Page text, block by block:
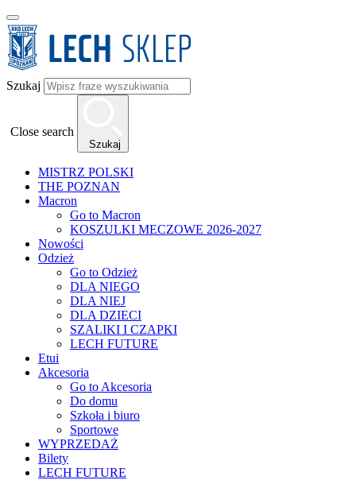
Szukaj
Close search
Szukaj
MISTRZ POLSKI
THE POZNAN
Macron
Go to Macron
KOSZULKI MECZOWE 2026-2027
Nowości
Odzież
Go to Odzież
DLA NIEGO
DLA NIEJ
DLA DZIECI
SZALIKI I CZAPKI
LECH FUTURE
Etui
Akcesoria
Go to Akcesoria
Do domu
Szkoła i biuro
Sportowe
WYPRZEDAŻ
Bilety
LECH FUTURE